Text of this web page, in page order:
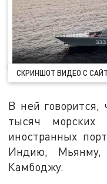
СКРИНШОТ ВИДЕО С
В ней говорится,
тысяч
иностранных
Индию,
Камбоджу.